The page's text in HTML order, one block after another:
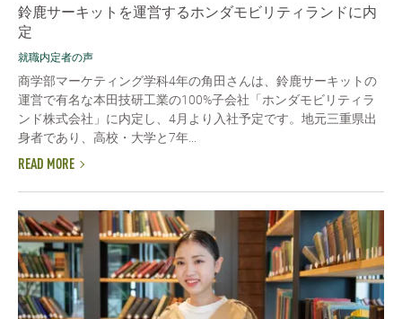
鈴鹿サーキットを運営するホンダモビリティランドに内
定
就職内定者の声
商学部マーケティング学科4年の角田さんは、鈴鹿サーキットの
運営で有名な本田技研工業の100%子会社「ホンダモビリティラ
ンド株式会社」に内定し、4月より入社予定です。地元三重県出
身者であり、高校・大学と7年...
READ MORE